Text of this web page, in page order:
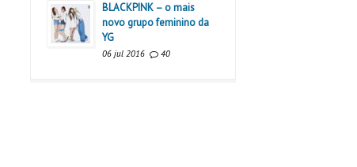
BLACKPINK – o mais
novo grupo feminino da
YG
06 jul 2016 40